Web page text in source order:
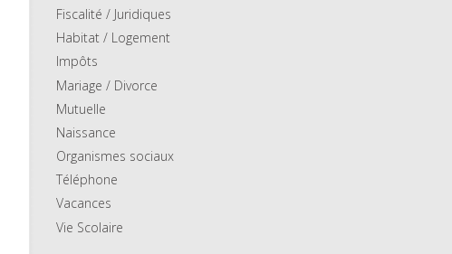
Fiscalité / Juridiques
Habitat / Logement
Impôts
Mariage / Divorce
Mutuelle
Naissance
Organismes sociaux
Téléphone
Vacances
Vie Scolaire